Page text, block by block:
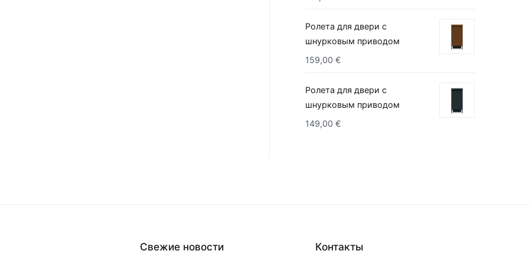
Ролета для двери с
шнурковым приводом
159,00 €
Ролета для двери с
шнурковым приводом
149,00 €
Свежие новости Контакты